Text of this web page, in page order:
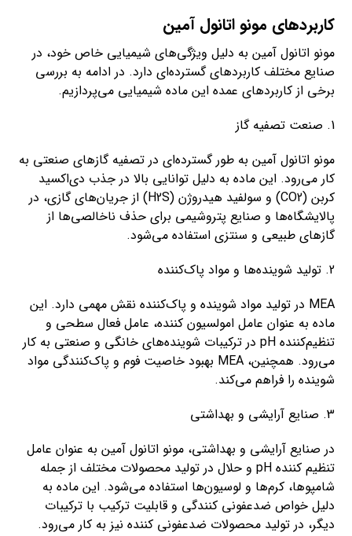
کاربردهای مونو اتانول آمین
مونو اتانول آمین به دلیل ویژگی‌های شیمیایی خاص خود، در
صنایع مختلف کاربردهای گسترده‌ای دارد. در ادامه به بررسی
برخی از کاربردهای عمده این ماده شیمیایی می‌پردازیم.
1. صنعت تصفیه گاز
مونو اتانول آمین به طور گسترده‌ای در تصفیه گازهای صنعتی به
کار می‌رود. این ماده به دلیل توانایی بالا در جذب دی‌اکسید
کربن (CO2) و سولفید هیدروژن (H2S) از جریان‌های گازی، در
پالایشگاه‌ها و صنایع پتروشیمی برای حذف ناخالصی‌ها از
گازهای طبیعی و سنتزی استفاده می‌شود.
2. تولید شوینده‌ها و مواد پاک‌کننده
MEA در تولید مواد شوینده و پاک‌کننده نقش مهمی دارد. این
ماده به عنوان عامل امولسیون کننده، عامل فعال سطحی و
تنظیم‌کننده pH در ترکیبات شوینده‌های خانگی و صنعتی به کار
می‌رود. همچنین، MEA بهبود خاصیت فوم و پاک‌کنندگی مواد
شوینده را فراهم می‌کند.
3. صنایع آرایشی و بهداشتی
در صنایع آرایشی و بهداشتی، مونو اتانول آمین به عنوان عامل
تنظیم کننده pH و حلال در تولید محصولات مختلف از جمله
شامپوها، کرم‌ها و لوسیون‌ها استفاده می‌شود. این ماده به
دلیل خواص ضدعفونی کنندگی و قابلیت ترکیب با ترکیبات
دیگر، در تولید محصولات ضدعفونی کننده نیز به کار می‌رود.